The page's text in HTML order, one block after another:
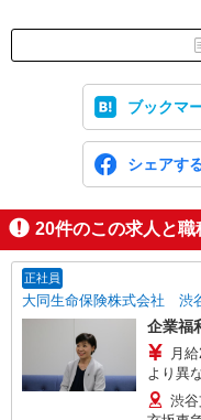
ブックマ
シェアす
20件のこの求人と職
正社員
大同生命保険株式会社 渋
企業福
月
より異
当 ※研
渋